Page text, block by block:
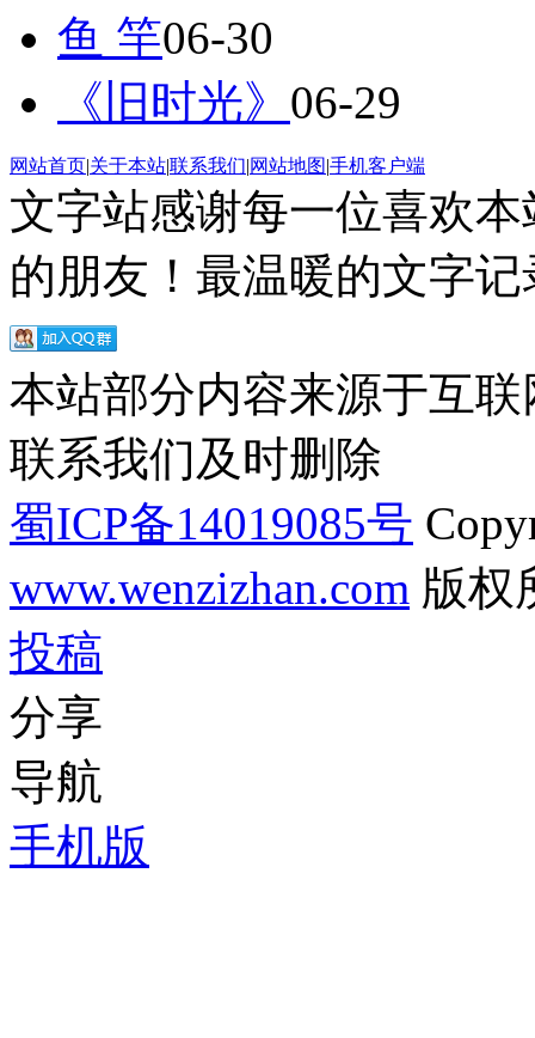
鱼 竿06-30
《旧时光》 06-29
网站首页|关于本站|联系我们|网站地图|手机客户端
文字站感谢每一位喜欢
的朋友！最温暖的文字
本站部分内容来源于互
联系我们及时删除
蜀ICP备14019085号
www.wenzizhan.com 版权
投稿
分享
导航
手机版